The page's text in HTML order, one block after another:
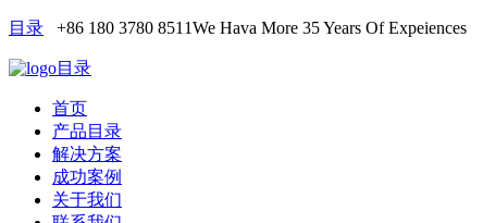
目录 +86 180 3780 8511We Hava More 35 Years Of Expeiences
目录
首页
产品目录
解决方案
成功案例
关于我们